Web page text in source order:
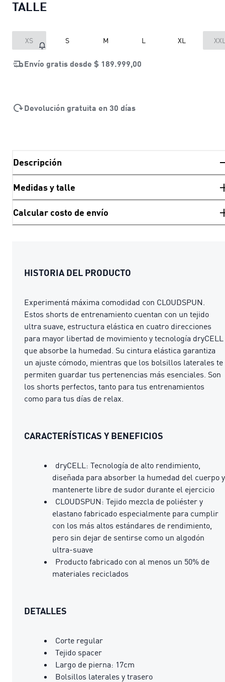
TALLE
XS S M L XL
Envío gratis desde $ 189.999,00
Devolución gratuita en 30 días
Descripción
Medidas y talle
Calcular costo de envío
HISTORIA DEL PRODUCTO
Experimentá máxima comodidad con CLOUDSPUN.
Estos shorts de entrenamiento cuentan con un tejido
ultra suave, estructura elástica en cuatro direcciones
para mayor libertad de movimiento y tecnología dryCELL
que absorbe la humedad. Su cintura elástica garantiza
un ajuste cómodo, mientras que los bolsillos laterales te
permiten guardar tus pertenencias más esenciales. Son
los shorts perfectos, tanto para tus entrenamientos
como para tus días de relax.
CARACTERÍSTICAS Y BENEFICIOS
dryCELL: Tecnología de alto rendimiento,
diseñada para absorber la humedad del cuerpo y
mantenerte libre de sudor durante el ejercicio
CLOUDSPUN: Tejido mezcla de poliéster y
elastano fabricado especialmente para cumplir
con los más altos estándares de rendimiento,
pero sin dejar de sentirse como un algodón
ultra-suave
Producto fabricado con al menos un 50% de
materiales reciclados
DETALLES
Corte regular
Tejido spacer
Largo de pierna: 17cm
Bolsillos laterales y trasero